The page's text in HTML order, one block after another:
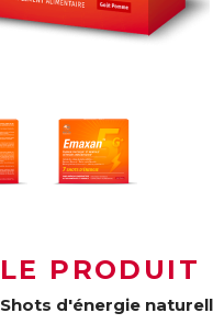
LE PRODUIT
Shots d'énergie